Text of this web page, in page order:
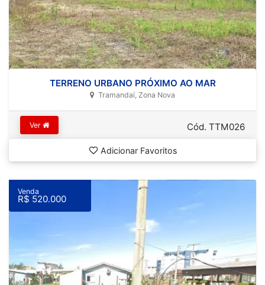
TERRENO URBANO PRÓXIMO AO MAR
Tramandaí, Zona Nova
Ver Cód. TTM026
Adicionar Favoritos
Venda
R$ 520.000